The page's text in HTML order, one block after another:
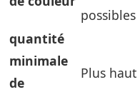
possibles
quantité
minimale
de
Plus haut